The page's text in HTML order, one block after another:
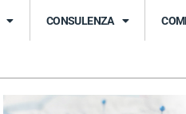
CONSULENZA